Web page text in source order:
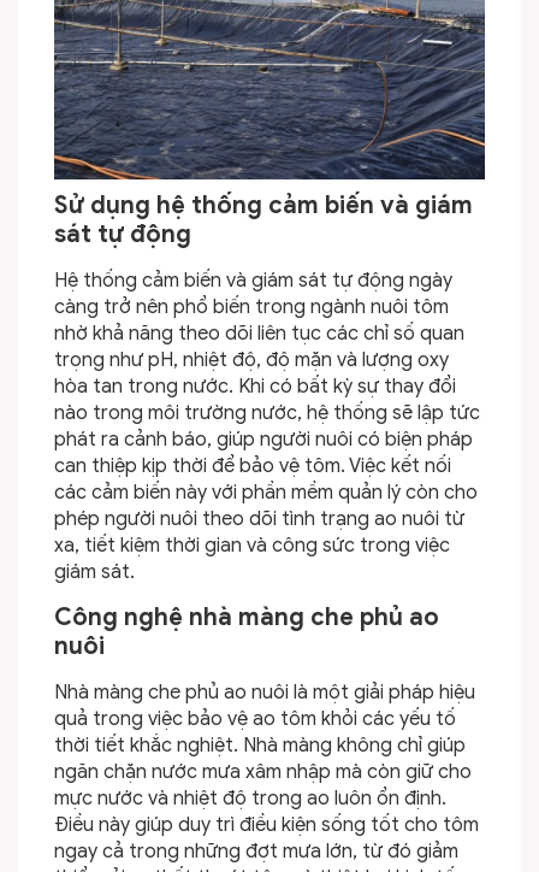
Sử dụng hệ thống cảm biến và giám
sát tự động
Hệ thống cảm biến và giám sát tự động ngày
càng trở nên phổ biến trong ngành nuôi tôm
nhờ khả năng theo dõi liên tục các chỉ số quan
trọng như pH, nhiệt độ, độ mặn và lượng oxy
hòa tan trong nước. Khi có bất kỳ sự thay đổi
nào trong môi trường nước, hệ thống sẽ lập tức
phát ra cảnh báo, giúp người nuôi có biện pháp
can thiệp kịp thời để bảo vệ tôm. Việc kết nối
các cảm biến này với phần mềm quản lý còn cho
phép người nuôi theo dõi tình trạng ao nuôi từ
xa, tiết kiệm thời gian và công sức trong việc
giám sát.
Công nghệ nhà màng che phủ ao
nuôi
Nhà màng che phủ ao nuôi là một giải pháp hiệu
quả trong việc bảo vệ ao tôm khỏi các yếu tố
thời tiết khắc nghiệt. Nhà màng không chỉ giúp
ngăn chặn nước mưa xâm nhập mà còn giữ cho
mực nước và nhiệt độ trong ao luôn ổn định.
Điều này giúp duy trì điều kiện sống tốt cho tôm
ngay cả trong những đợt mưa lớn, từ đó giảm